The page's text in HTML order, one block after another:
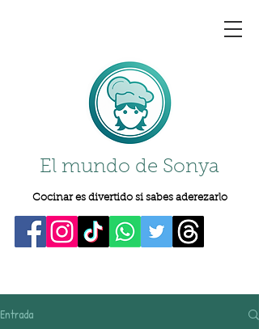
El mundo de Sonya
Cocinar es divertido si sabes aderezarlo
Entrada